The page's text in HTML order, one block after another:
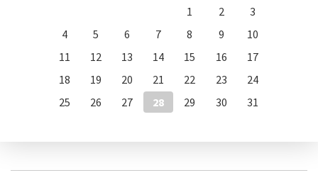
1
2
3
4
5 6 7 8 9
10
11
12 13 14 15 16
17
18
19 20 21 22 23
24
25
26 27 28 29 30 31